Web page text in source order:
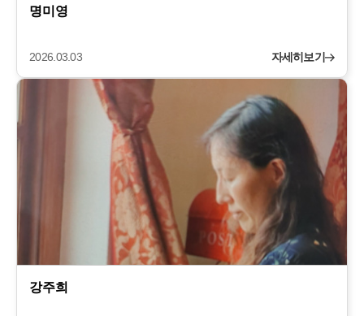
명미영
2026.03.03 자세히보기
강주희